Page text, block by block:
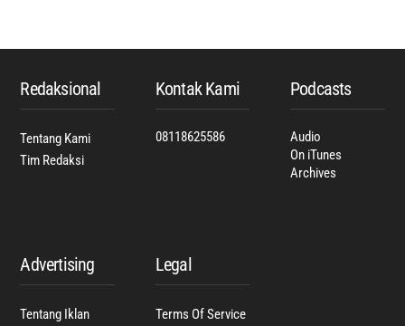
Redaksional
Tentang Kami
Tim Redaksi
Kontak Kami
08118625586
Podcasts
Audio
On iTunes
Archives
Advertising
Tentang Iklan
Legal
Terms Of Service